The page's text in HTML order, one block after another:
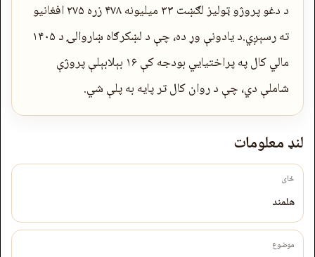
د دغو پروژو ټولیز لګښت ۳۳ میلیونه ۴۷۸ زره ۲۷۵ افغانیو
ته رسېږي.د یادونې وړ ده، چې د لښکرګاه ښاروالۍ د ۱۴۰۵
مالي کال په پراختیایي بودجه کې ۱۶ بېلابېلې پروژې
شاملې دي، چې د روان کال تر پایه به پلې شي.
لنډ معلومات
ځای
هلمند
موضوع